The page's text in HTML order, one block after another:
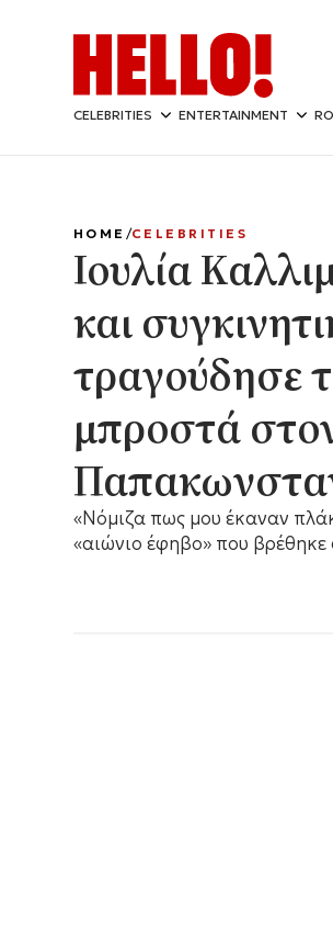
CELEBRITIES ENTERTAINMENT
HOME CELEBRITIES
Ιουλία
και
τραγούδησε
μπροστά
«Νόμιζα πως μου έκαναν
«αιώνιο έφηβο» που